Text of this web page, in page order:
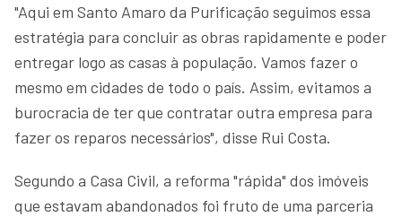
"Aqui em Santo Amaro da Purificação seguimos essa
estratégia para concluir as obras rapidamente e poder
entregar logo as casas à população. Vamos fazer o
mesmo em cidades de todo o país. Assim, evitamos a
burocracia de ter que contratar outra empresa para
fazer os reparos necessários", disse Rui Costa.
Segundo a Casa Civil, a reforma "rápida" dos imóveis
que estavam abandonados foi fruto de uma parceria